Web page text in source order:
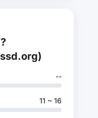
--
11 ~ 16